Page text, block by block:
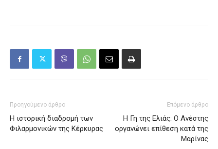
Προηγούμενο άρθρο
Η ιστορική διαδρομή των
Φιλαρμονικών της Κέρκυρας
Επόμενο άρθρο
Η Γη της Ελιάς: O Ανέστης
οργανώνει επίθεση κατά της
Μαρίνας